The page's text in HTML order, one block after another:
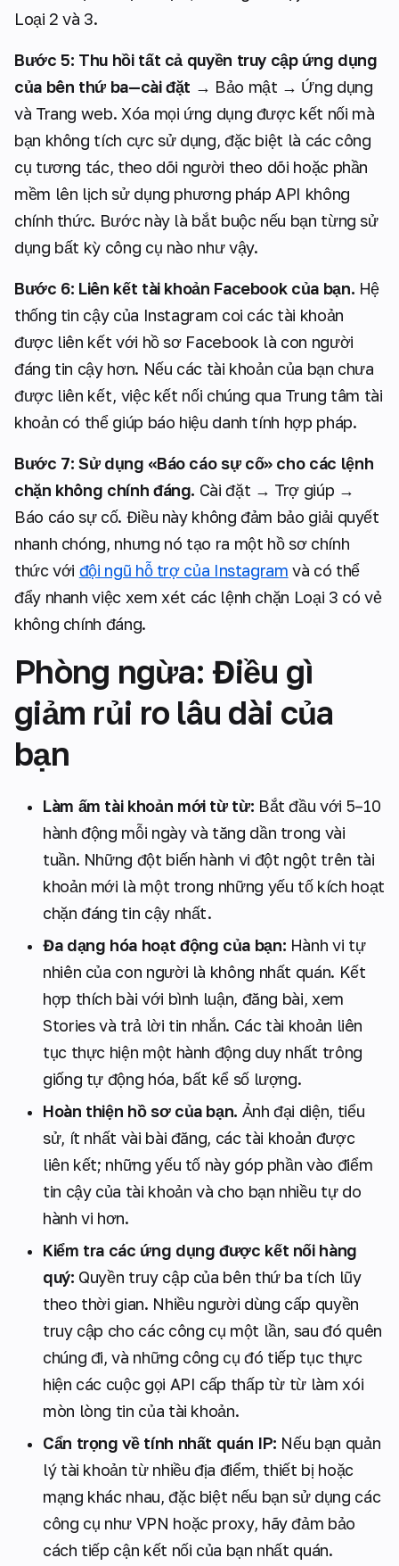
Loại 2 và 3.
Bước 5: Thu hồi tất cả quyền truy cập ứng dụng
của bên thứ ba—cài đặt → Bảo mật → Ứng dụng
và Trang web. Xóa mọi ứng dụng được kết nối mà
bạn không tích cực sử dụng, đặc biệt là các công
cụ tương tác, theo dõi người theo dõi hoặc phần
mềm lên lịch sử dụng phương pháp API không
chính thức. Bước này là bắt buộc nếu bạn từng sử
dụng bất kỳ công cụ nào như vậy.
Bước 6: Liên kết tài khoản Facebook của bạn. Hệ
thống tin cậy của Instagram coi các tài khoản
được liên kết với hồ sơ Facebook là con người
đáng tin cậy hơn. Nếu các tài khoản của bạn chưa
được liên kết, việc kết nối chúng qua Trung tâm tài
khoản có thể giúp báo hiệu danh tính hợp pháp.
Bước 7: Sử dụng «Báo cáo sự cố» cho các lệnh
chặn không chính đáng. Cài đặt → Trợ giúp →
Báo cáo sự cố. Điều này không đảm bảo giải quyết
nhanh chóng, nhưng nó tạo ra một hồ sơ chính
thức với đội ngũ hỗ trợ của Instagram và có thể
đẩy nhanh việc xem xét các lệnh chặn Loại 3 có vẻ
không chính đáng.
Phòng ngừa: Điều gì
giảm rủi ro lâu dài của
bạn
Làm ấm tài khoản mới từ từ: Bắt đầu với 5–10
hành động mỗi ngày và tăng dần trong vài
tuần. Những đột biến hành vi đột ngột trên tài
khoản mới là một trong những yếu tố kích hoạt
chặn đáng tin cậy nhất.
Đa dạng hóa hoạt động của bạn: Hành vi tự
nhiên của con người là không nhất quán. Kết
hợp thích bài với bình luận, đăng bài, xem
Stories và trả lời tin nhắn. Các tài khoản liên
tục thực hiện một hành động duy nhất trông
giống tự động hóa, bất kể số lượng.
Hoàn thiện hồ sơ của bạn. Ảnh đại diện, tiểu
sử, ít nhất vài bài đăng, các tài khoản được
liên kết; những yếu tố này góp phần vào điểm
tin cậy của tài khoản và cho bạn nhiều tự do
hành vi hơn.
Kiểm tra các ứng dụng được kết nối hàng
quý: Quyền truy cập của bên thứ ba tích lũy
theo thời gian. Nhiều người dùng cấp quyền
truy cập cho các công cụ một lần, sau đó quên
chúng đi, và những công cụ đó tiếp tục thực
hiện các cuộc gọi API cấp thấp từ từ làm xói
mòn lòng tin của tài khoản.
Cẩn trọng về tính nhất quán IP: Nếu bạn quản
lý tài khoản từ nhiều địa điểm, thiết bị hoặc
mạng khác nhau, đặc biệt nếu bạn sử dụng các
công cụ như VPN hoặc proxy, hãy đảm bảo
cách tiếp cận kết nối của bạn nhất quán.